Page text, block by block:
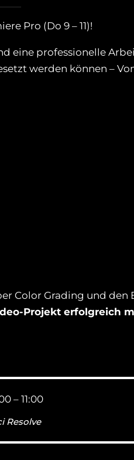
Pro (Do 9 – 11)!
eine professionelle
werden können –
Color Grading und den
Projekt erfolgreich
– 11:00
Resolve